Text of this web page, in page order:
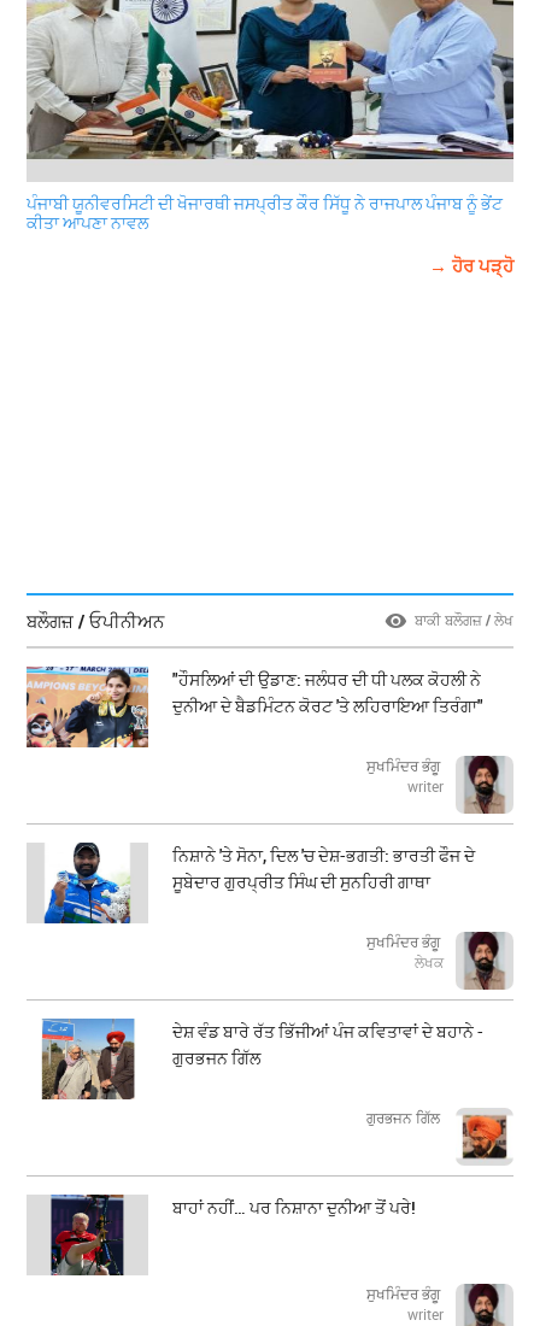
ਪੰਜਾਬੀ ਯੂਨੀਵਰਸਿਟੀ ਦੀ ਖੋਜਾਰਥੀ ਜਸਪ੍ਰੀਤ ਕੌਰ ਸਿੱਧੂ ਨੇ ਰਾਜਪਾਲ ਪੰਜਾਬ ਨੂੰ ਭੇਂਟ
ਕੀਤਾ ਆਪਣਾ ਨਾਵਲ
→ ਹੋਰ ਪੜ੍ਹੋ
ਬਲੌਗਜ਼ / ਓਪੀਨੀਅਨ ਬਾਕੀ ਬਲੌਗਜ਼ / ਲੇਖ
"ਹੌਸਲਿਆਂ ਦੀ ਉਡਾਣ: ਜਲੰਧਰ ਦੀ ਧੀ ਪਲਕ ਕੋਹਲੀ ਨੇ
ਦੁਨੀਆ ਦੇ ਬੈਡਮਿੰਟਨ ਕੋਰਟ 'ਤੇ ਲਹਿਰਾਇਆ ਤਿਰੰਗਾ"
ਸੁਖਮਿੰਦਰ ਭੰਗੂ
writer
ਨਿਸ਼ਾਨੇ 'ਤੇ ਸੋਨਾ, ਦਿਲ 'ਚ ਦੇਸ਼-ਭਗਤੀ: ਭਾਰਤੀ ਫੌਜ ਦੇ
ਸੂਬੇਦਾਰ ਗੁਰਪ੍ਰੀਤ ਸਿੰਘ ਦੀ ਸੁਨਹਿਰੀ ਗਾਥਾ
ਸੁਖਮਿੰਦਰ ਭੰਗੂ
ਲੇਖਕ
ਦੇਸ਼ ਵੰਡ ਬਾਰੇ ਰੱਤ ਭਿੱਜੀਆਂ ਪੰਜ ਕਵਿਤਾਵਾਂ ਦੇ ਬਹਾਨੇ -
ਗੁਰਭਜਨ ਗਿੱਲ
​​​​​​​ਗੁਰਭਜਨ ਗਿੱਲ
ਬਾਹਾਂ ਨਹੀਂ… ਪਰ ਨਿਸ਼ਾਨਾ ਦੁਨੀਆ ਤੋਂ ਪਰੇ!
ਸੁਖਮਿੰਦਰ ਭੰਗੂ
writer